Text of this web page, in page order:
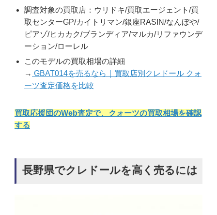
調査対象の買取店：ウリドキ/買取エージェント/買
取センターGP/カイトリマン/銀座RASIN/なんぼや/
ピアゾ/ヒカカク/ブランディア/マルカ/リファウンデ
ーション/ローレル
このモデルの買取相場の詳細
→ GBAT014を売るなら｜買取店別クレドール クォ
ーツ査定価格を比較
買取応援団のWeb査定で、クォーツの買取相場を確認
する
長野県でクレドールを高く売るには